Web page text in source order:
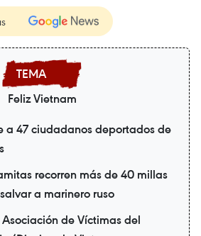
Feliz Vietnam
a 47 ciudadanos deportados de
recorren más de 40 millas
a marinero ruso
de Víctimas del